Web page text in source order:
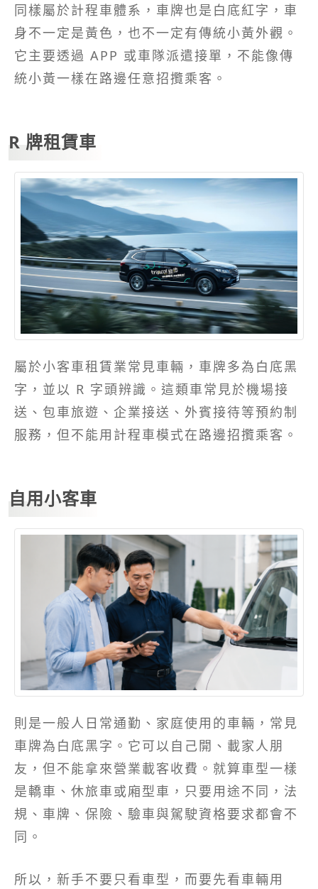
同樣屬於計程車體系，車牌也是白底紅字，車
身不一定是黃色，也不一定有傳統小黃外觀。
它主要透過 APP 或車隊派遣接單，不能像傳
統小黃一樣在路邊任意招攬乘客。
R 牌租賃車
屬於小客車租賃業常見車輛，車牌多為白底黑
字，並以 R 字頭辨識。這類車常見於機場接
送、包車旅遊、企業接送、外賓接待等預約制
服務，但不能用計程車模式在路邊招攬乘客。
自用小客車
則是一般人日常通勤、家庭使用的車輛，常見
車牌為白底黑字。它可以自己開、載家人朋
友，但不能拿來營業載客收費。就算車型一樣
是轎車、休旅車或廂型車，只要用途不同，法
規、車牌、保險、驗車與駕駛資格要求都會不
同。
所以，新手不要只看車型，而要先看車輛用